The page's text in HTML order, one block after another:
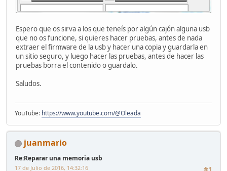
Espero que os sirva a los que teneís por algún cajón alguna usb
que no os funcione, si quieres hacer pruebas, antes de nada
extraer el firmware de la usb y hacer una copia y guardarla en
un sitio seguro, y luego hacer las pruebas, antes de hacer las
pruebas borra el contenido o guardalo.
Saludos.
YouTube: https://www.youtube.com/@Oleada
juanmario
Re:Reparar una memoria usb
17 de Julio de 2016, 14:32:16